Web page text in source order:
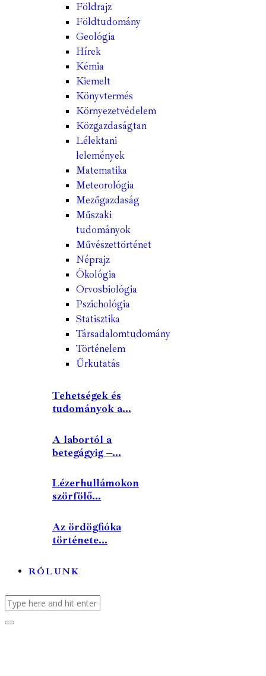
Földrajz
Földtudomány
Geológia
Hírek
Kémia
Kiemelt
Könyvtermés
Környezetvédelem
Közgazdaságtan
Lélektani
lelemények
Matematika
Meteorológia
Mezőgazdaság
Műszaki
tudományok
Művészettörténet
Néprajz
Ökológia
Orvosbiológia
Pszichológia
Statisztika
Társadalomtudomány
Történelem
Űrkutatás
Tehetségek és
tudományok a...
A labortól a
betegágyig –...
Lézerhullámokon
szörfölő...
Az ördögfióka
története...
RÓLUNK